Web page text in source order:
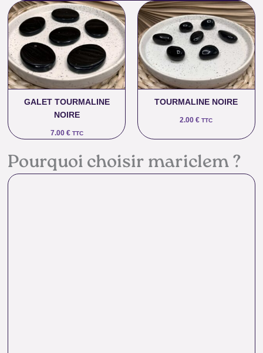
GALET TOURMALINE
NOIRE
7.00 € TTC
TOURMALINE NOIRE
2.00€ TTC
Pourquoi choisir mariclem ?